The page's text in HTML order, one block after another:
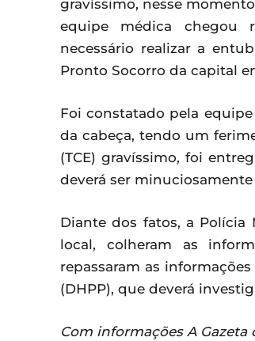
gravíssimo, nesse
equipe médica chegou
necessário realizar a
Pronto Socorro da capital
Foi constatado pela
da cabeça, tendo um
(TCE) gravíssimo, foi
deverá ser minuciosamente
Diante dos fatos, a
local, colheram as
repassaram as
(DHPP), que deverá
Com informações A Gazeta